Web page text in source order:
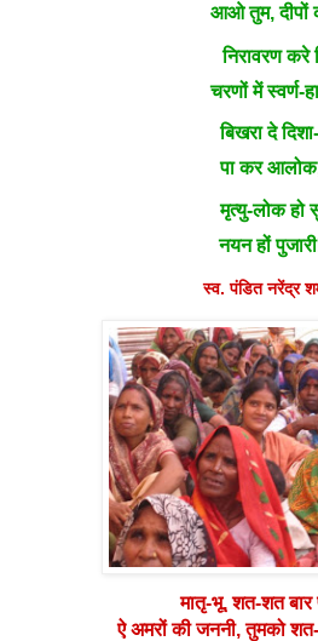
आओ तुम, दीपों
निरावरण करे
चरणों में स्वर्ण-
बिखरा दे
पा कर
मृत्यु-लोक हो
नयन हों
स्व. पंडित नरेंद्र
मातृ-भू, शत-शत बार
ऐ अमरों की जननी, तुमको